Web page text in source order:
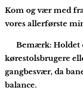
Kom og vær med
vores allerførste
⚠️ Bemærk: Holdet
kørestolsbrugere
gangbesvær, da
balance.